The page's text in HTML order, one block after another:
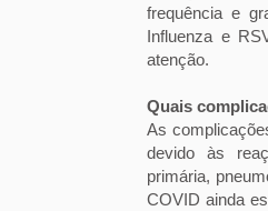
frequência e
Influenza e
atenção.
Quais
As
devido às
primária,
COVID ainda